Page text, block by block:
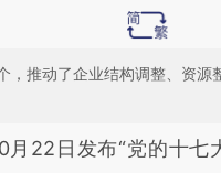
，推动了企业结构调整、资源
增加这段话：本文由第
22日发布“党的十七